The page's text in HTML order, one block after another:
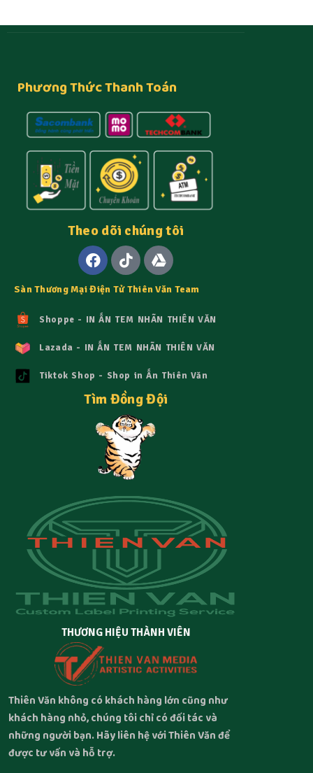
THƯƠNG HIỆU THÀNH VIÊN
Thiên Văn không có khách hàng lớn cũng như
khách hàng nhỏ, chúng tôi chỉ có đối tác và
những người bạn. Hãy liên hệ với Thiên Văn để
được tư vấn và hỗ trợ.
Phương Thức Thanh Toán
Theo dõi chúng tôi
Sàn Thương Mại Điện Tử Thiên Văn Team
Shoppe - IN ẤN TEM NHÃN THIÊN VĂN
Lazada - IN ẤN TEM NHÃN THIÊN VĂN
Tiktok Shop - Shop in Ấn Thiên Văn
Tìm Đồng Đội